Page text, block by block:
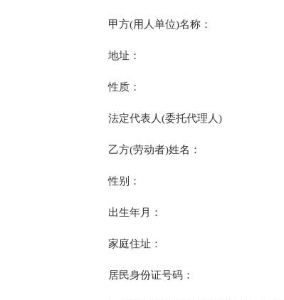
甲方(用人单位)名称：
地址：
性质：
法定代表人(委托代理人)
乙方(劳动者)姓名：
性别：
出生年月：
家庭住址：
居民身份证号码：